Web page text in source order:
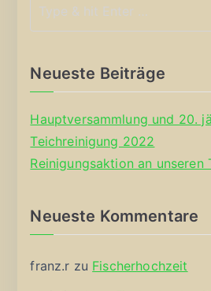
Neueste Beiträge
Hauptversammlung und 20.
Teichreinigung 2022
Reinigungsaktion an unseren
Neueste Kommentare
franz.r zu Fischerhochzeit